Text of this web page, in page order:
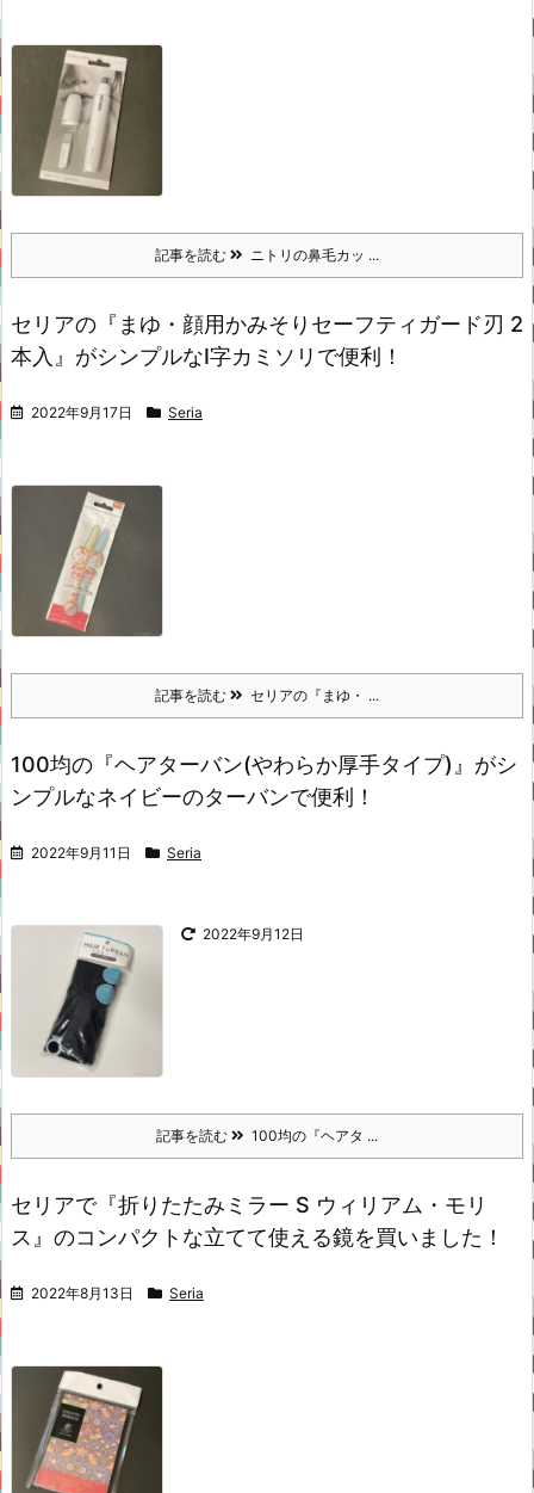
記事を読む ニトリの鼻毛カッ ...
セリアの『まゆ・顔用かみそりセーフティガード刃 2
本入』がシンプルなI字カミソリで便利！
2022年9月17日 Seria
記事を読む セリアの『まゆ・ ...
100均の『ヘアターバン(やわらか厚手タイプ)』がシ
ンプルなネイビーのターバンで便利！
2022年9月11日 Seria
2022年9月12日
記事を読む 100均の『ヘアタ ...
セリアで『折りたたみミラー S ウィリアム・モリ
ス』のコンパクトな立てて使える鏡を買いました！
2022年8月13日 Seria